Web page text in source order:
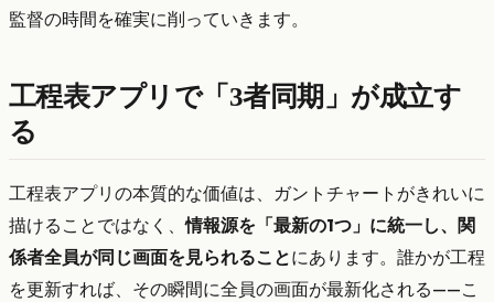
監督の時間を確実に削っていきます。
工程表アプリで「3者同期」が成立す
る
工程表アプリの本質的な価値は、ガントチャートがきれいに
描けることではなく、情報源を「最新の1つ」に統一し、関
係者全員が同じ画面を見られることにあります。誰かが工程
を更新すれば、その瞬間に全員の画面が最新化される——こ